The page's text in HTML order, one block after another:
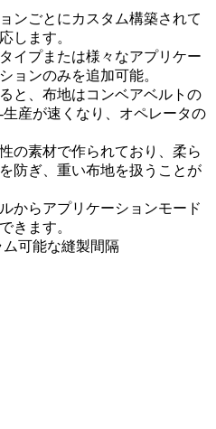
ンごとにカスタム構築されて
します。
イプまたは様々なアプリケー
ョンのみを追加可能。
と、布地はコンベアベルトの
生産が速くなり、オペレータの
の素材で作られており、柔ら
防ぎ、重い布地を扱うことが
からアプリケーションモード
きます。
可能な縫製間隔